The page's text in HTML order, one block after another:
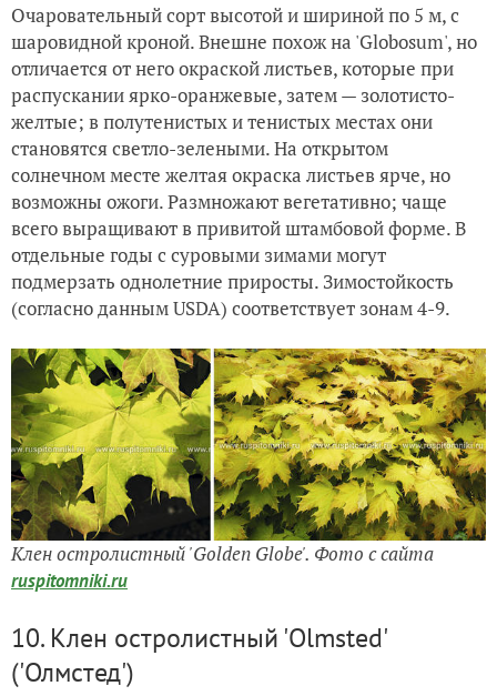
Очаровательный сорт высотой и шириной по 5 м, с
шаровидной кроной. Внешне похож на 'Globosum', но
отличается от него окраской листьев, которые при
распускании ярко-оранжевые, затем — золотисто-
желтые; в полутенистых и тенистых местах они
становятся светло-зелеными. На открытом
солнечном месте желтая окраска листьев ярче, но
возможны ожоги. Размножают вегетативно; чаще
всего выращивают в привитой штамбовой форме. В
отдельные годы с суровыми зимами могут
подмерзать однолетние приросты. Зимостойкость
(согласно данным USDA) соответствует зонам 4-9.
Клен остролистный 'Golden Globe'. Фото с сайта
ruspitomniki.ru
10. Клен остролистный 'Olmsted'
('Олмстед')